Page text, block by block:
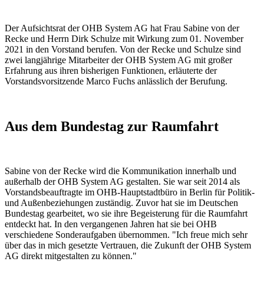
Der Aufsichtsrat der OHB System AG hat Frau Sabine von der
Recke und Herrn Dirk Schulze mit Wirkung zum 01. November
2021 in den Vorstand berufen. Von der Recke und Schulze sind
zwei langjährige Mitarbeiter der OHB System AG mit großer
Erfahrung aus ihren bisherigen Funktionen, erläuterte der
Vorstandsvorsitzende Marco Fuchs anlässlich der Berufung.
Aus dem Bundestag zur Raumfahrt
Sabine von der Recke wird die Kommunikation innerhalb und
außerhalb der OHB System AG gestalten. Sie war seit 2014 als
Vorstandsbeauftragte im OHB-Hauptstadtbüro in Berlin für Politik-
und Außenbeziehungen zuständig. Zuvor hat sie im Deutschen
Bundestag gearbeitet, wo sie ihre Begeisterung für die Raumfahrt
entdeckt hat. In den vergangenen Jahren hat sie bei OHB
verschiedene Sonderaufgaben übernommen. "Ich freue mich sehr
über das in mich gesetzte Vertrauen, die Zukunft der OHB System
AG direkt mitgestalten zu können."